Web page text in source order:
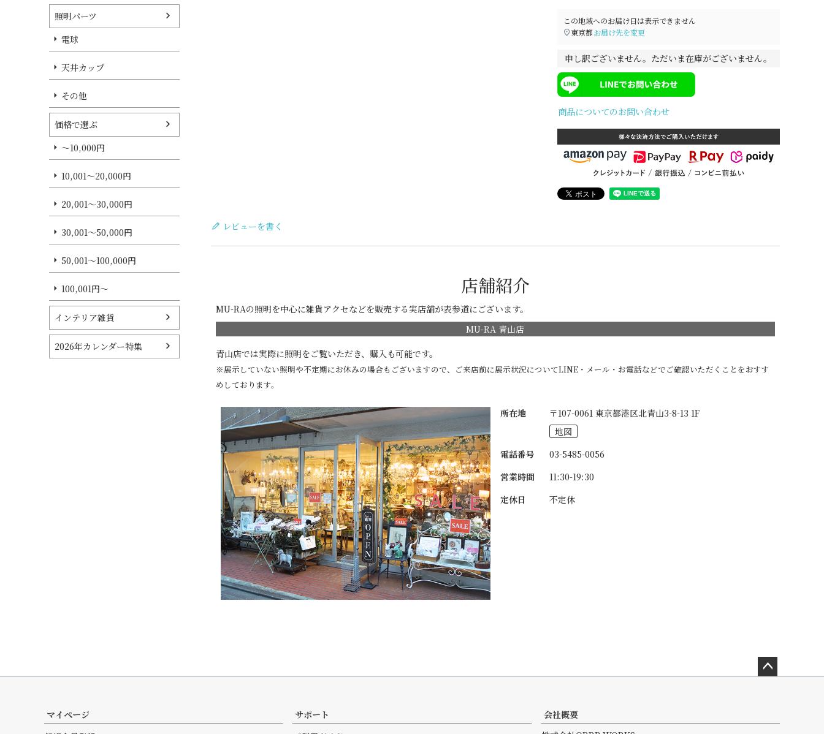
照明パーツ
電球
天井カップ
その他
価格で選ぶ
～10,000円
10,001～20,000円
20,001～30,000円
30,001～50,000円
50,001～100,000円
100,001円～
インテリア雑貨
2026年カレンダー特集
この地域へのお届け日は表示できません
東京都お届け先を変更
申し訳ございません。ただいま在庫がございません。
商品についてのお問い合わせ
レビューを書く
店舗紹介
MU-RAの照明を中心に雑貨アクセなどを販売する実店舗が表参道にございます。
MU-RA 青山店
青山店では実際に照明をご覧いただき、購入も可能です。
※展示していない照明や不定期にお休みの場合もございますので、ご来店前に展示状況についてLINE・メール・お電話などでご確認いただくことをおすす
めしております。
所在地
〒107-0061 東京都港区北青山3-8-13 1F
地図
電話番号
03-5485-0056
営業時間
11:30-19:30
定休日
不定休
へ
マイページ
サポート
会社概要